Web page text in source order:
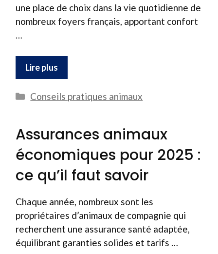
une place de choix dans la vie quotidienne de
nombreux foyers français, apportant confort
…
Lire plus
Catégories
Conseils pratiques animaux
Assurances animaux
économiques pour 2025 :
ce qu’il faut savoir
Chaque année, nombreux sont les
propriétaires d’animaux de compagnie qui
recherchent une assurance santé adaptée,
équilibrant garanties solides et tarifs …